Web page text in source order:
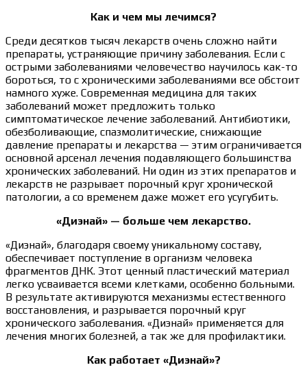
Как и чем мы лечимся?
Среди десятков тысяч лекарств очень сложно найти
препараты, устраняющие причину заболевания. Если с
острыми заболеваниями человечество научилось как-то
бороться, то с хроническими заболеваниями все обстоит
намного хуже. Современная медицина для таких
заболеваний может предложить только
симптоматическое лечение заболеваний. Антибиотики,
обезболивающие, спазмолитические, снижающие
давление препараты и лекарства — этим ограничивается
основной арсенал лечения подавляющего большинства
хронических заболеваний. Ни один из этих препаратов и
лекарств не разрывает порочный круг хронической
патологии, а со временем даже может его усугубить.
«Диэнай» — больше чем лекарство.
«Диэнай», благодаря своему уникальному составу,
обеспечивает поступление в организм человека
фрагментов ДНК. Этот ценный пластический материал
легко усваивается всеми клетками, особенно больными.
В результате активируются механизмы естественного
восстановления, и разрывается порочный круг
хронического заболевания. «Диэнай» применяется для
лечения многих болезней, а так же для профилактики.
Как работает «Диэнай»?